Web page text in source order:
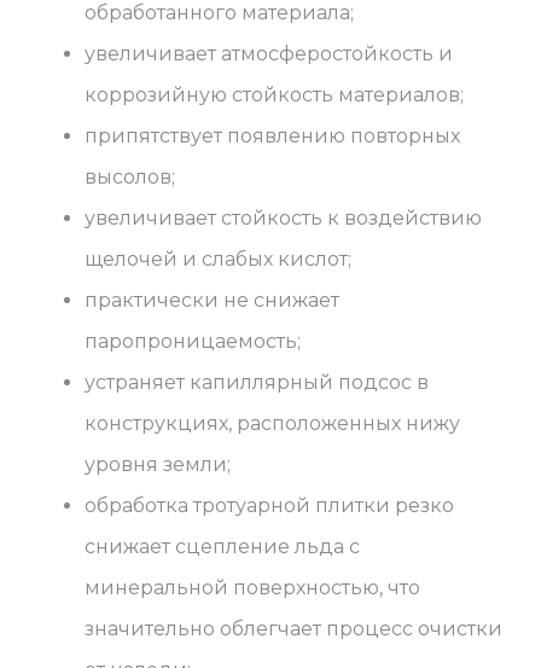
обработанного материала;
увеличивает атмосферостойкость и
коррозийную стойкость материалов;
припятствует появлению повторных
высолов;
увеличивает стойкость к воздействию
щелочей и слабых кислот;
практически не снижает
паропроницаемость;
устраняет капиллярный подсос в
конструкциях, расположенных нижу
уровня земли;
обработка тротуарной плитки резко
снижает сцепление льда с
минеральной поверхностью, что
значительно облегчает процесс очистки